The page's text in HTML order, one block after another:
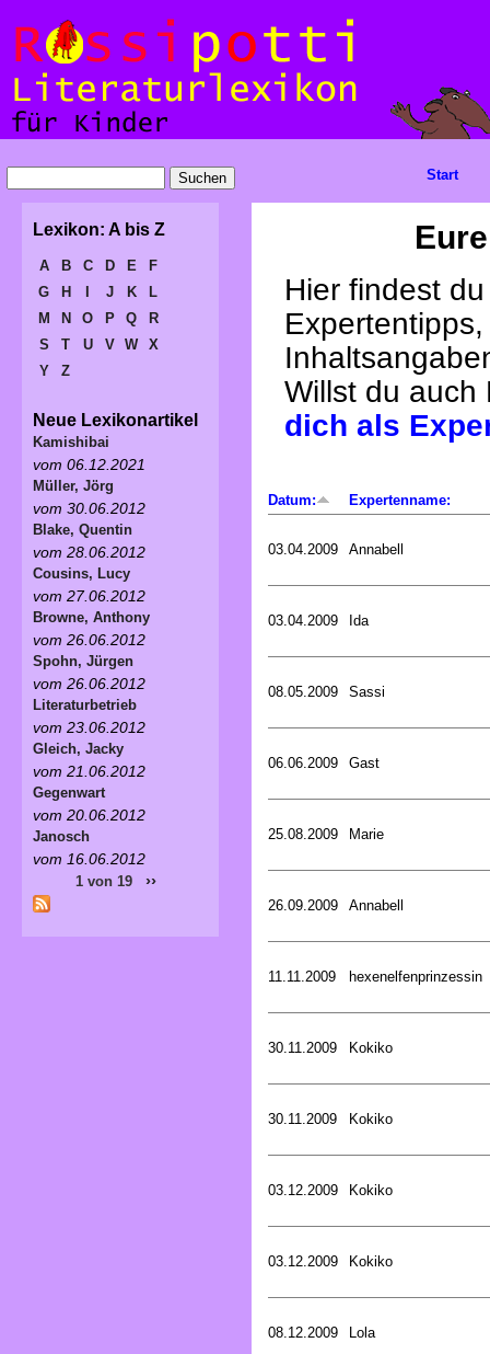
Hier findest
Willst du
dich als
Datum: Expertenname:
03.04.2009 Annabell
03.04.2009 Ida
08.05.2009 Sassi
06.06.2009 Gast
25.08.2009 Marie
26.09.2009 Annabell
11.11.2009 hexenelfenprinzessin
30.11.2009 Kokiko
30.11.2009 Kokiko
03.12.2009 Kokiko
03.12.2009 Kokiko
08.12.2009 Lola
Start
Lexikon: A bis Z
A B C D E
F
G
H J K
L
M
N O P Q
R
S
T U V W
X
Y
Z
Neue Lexikonartikel
Kamishibai
vom 06.12.2021
Müller, Jörg
vom 30.06.2012
Blake, Quentin
vom 28.06.2012
Cousins, Lucy
vom 27.06.2012
Browne, Anthony
vom 26.06.2012
Spohn, Jürgen
vom 26.06.2012
Literaturbetrieb
vom 23.06.2012
Gleich, Jacky
vom 21.06.2012
Gegenwart
vom 20.06.2012
Janosch
vom 16.06.2012
1 von 19 ››